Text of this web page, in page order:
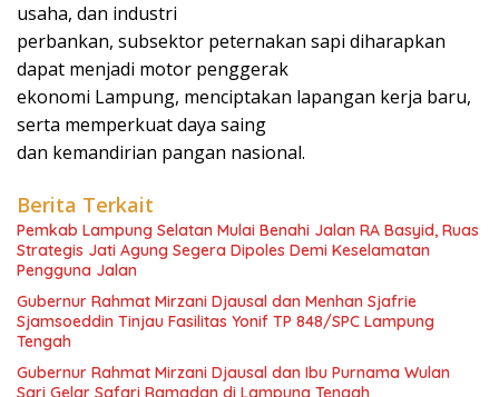
usaha, dan industri
perbankan, subsektor peternakan sapi diharapkan
dapat menjadi motor penggerak
ekonomi Lampung, menciptakan lapangan kerja baru,
serta memperkuat daya saing
dan kemandirian pangan nasional.
Berita Terkait
Pemkab Lampung Selatan Mulai Benahi Jalan RA Basyid, Ruas
Strategis Jati Agung Segera Dipoles Demi Keselamatan
Pengguna Jalan
Gubernur Rahmat Mirzani Djausal dan Menhan Sjafrie
Sjamsoeddin Tinjau Fasilitas Yonif TP 848/SPC Lampung
Tengah
Gubernur Rahmat Mirzani Djausal dan Ibu Purnama Wulan